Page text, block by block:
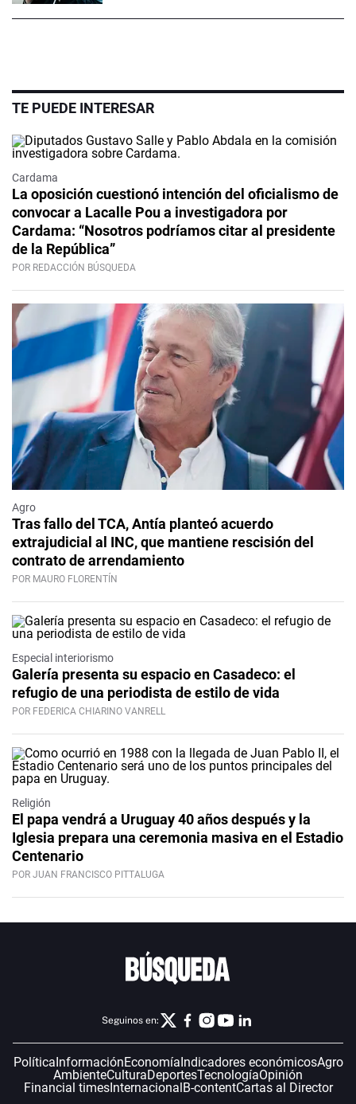
TE PUEDE INTERESAR
Cardama
La oposición cuestionó intención del oficialismo de
convocar a Lacalle Pou a investigadora por
Cardama: “Nosotros podríamos citar al presidente
de la República”
POR REDACCIÓN BÚSQUEDA
Agro
Tras fallo del TCA, Antía planteó acuerdo
extrajudicial al INC, que mantiene rescisión del
contrato de arrendamiento
POR MAURO FLORENTÍN
Especial interiorismo
Galería presenta su espacio en Casadeco: el
refugio de una periodista de estilo de vida
POR FEDERICA CHIARINO VANRELL
Religión
El papa vendrá a Uruguay 40 años después y la
Iglesia prepara una ceremonia masiva en el Estadio
Centenario
POR JUAN FRANCISCO PITTALUGA
Seguinos en:
PolíticaInformaciónEconomíaIndicadores económicosAgro
AmbienteCulturaDeportesTecnologíaOpinión
Financial timesInternacionalB-contentCartas al Director